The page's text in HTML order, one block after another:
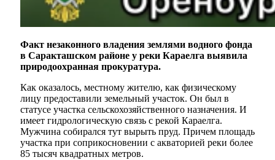
Факт незаконного владения землями водного фонда
в Саракташском районе у реки Караелга выявила
природоохранная прокуратура.
Как оказалось, местному жителю, как физическому
лицу предоставили земельный участок. Он был в
статусе участка сельскохозяйственного назначения. И
имеет гидрологическую связь с рекой Караелга.
Мужчина собирался тут вырыть пруд. Причем площадь
участка при соприкосновении с акваторией реки более
85 тысяч квадратных метров.